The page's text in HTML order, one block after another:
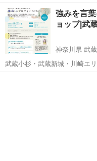
文字…
神奈川 川崎市 川崎駅
強みを言
ョップ|武
神奈川県 武
武蔵小杉・武蔵新城・川崎エ
準備中の皆さま 「自分の強みを言葉にして仕事につなげる自己紹介」